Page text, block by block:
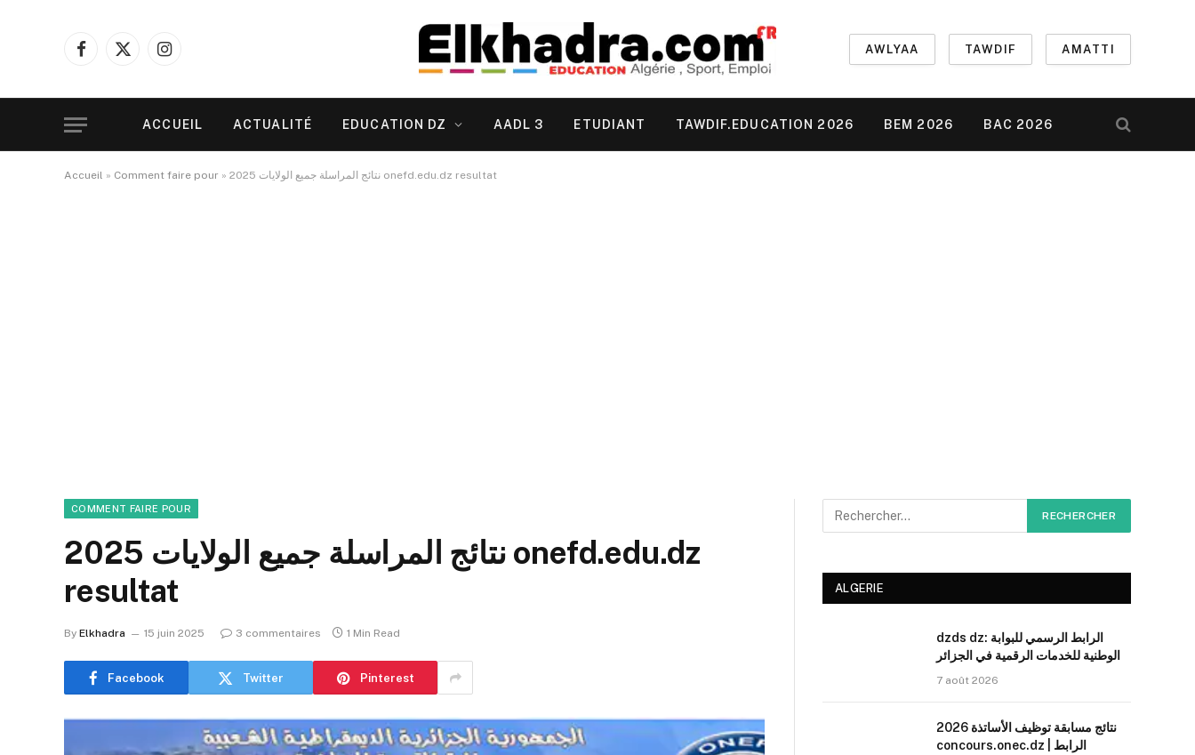
Facebook
X
Instagram
AWLYAA TAWDIF AMATTI
ACCUEIL ACTUALITÉ EDUCATION DZ AADL 3 ETUDIANT TAWDIF.EDUCATION 2026 BEM 2026 BAC 2026
Accueil » Comment faire pour » نتائج المراسلة جميع الولايات 2025 onefd.edu.dz resultat
COMMENT FAIRE POUR
نتائج المراسلة جميع الولايات 2025 onefd.edu.dz
resultat
By Elkhadra 15 juin 2025 3 commentaires 1 Min Read
Facebook Twitter Pinterest
ALGERIE
dzds dz: الرابط الرسمي للبوابة
الوطنية للخدمات الرقمية في الجزائر
7 août 2026
نتائج مسابقة توظيف الأساتذة 2026
concours.onec.dz | الرابط